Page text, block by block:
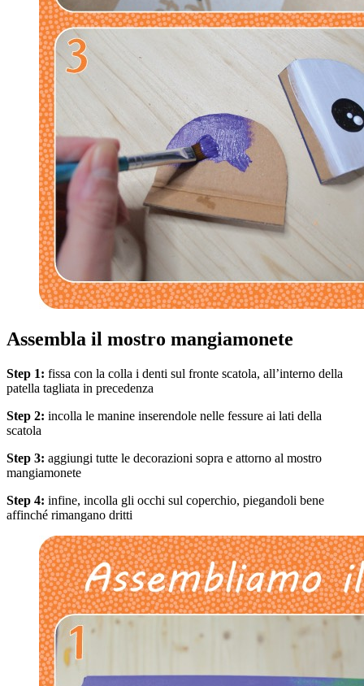
Assembla il mostro mangiamonete
Step 1: fissa con la colla i denti sul fronte scatola, all’interno della
patella tagliata in precedenza
Step 2: incolla le manine inserendole nelle fessure ai lati della
scatola
Step 3: aggiungi tutte le decorazioni sopra e attorno al mostro
mangiamonete
Step 4: infine, incolla gli occhi sul coperchio, piegandoli bene
affinché rimangano dritti